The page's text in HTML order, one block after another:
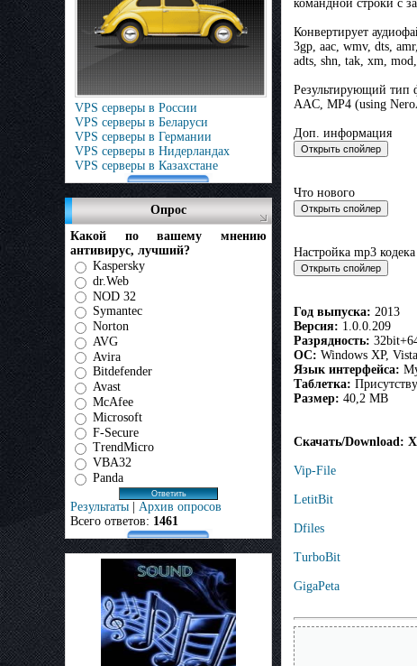
VPS серверы в России
VPS серверы в Беларуси
VPS серверы в Германии
VPS серверы в Нидерландах
VPS серверы в Казахстане
Опрос
Какой по вашему мнению
антивирус, лучший?
Kaspersky
dr.Web
NOD 32
Symantec
Norton
AVG
Avira
Bitdefender
Avast
McAfee
Microsoft
F-Secure
TrendMicro
VBA32
Panda
Результаты | Архив опросов
Всего ответов: 1461
командной строки с
Конвертирует
3gp, aac, wmv, dts,
adts, shn, tak, xm,
Результирующий тип
AAC, MP4 (using
Доп. информация
Что нового
Настройка mp3 кодека
Год выпуска: 2013
Версия: 1.0.0.209
Разрядность:
ОС: Windows XP,
Язык интерфейса:
Таблетка:
Размер: 40,2 MB
Скачать/Download:
Vip-File
LetitBit
Dfiles
TurboBit
GigaPeta